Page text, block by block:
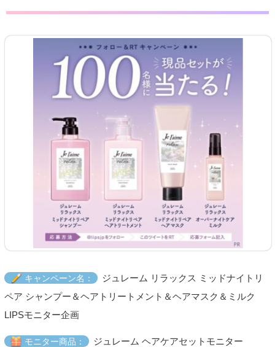
キャンペーン名：
ジュレーム リラックス ミッドナイトリ
ペア シャンプー＆ヘアトリートメント＆ヘアマスク＆ミルク
LIPSモニター企画
モニター商品： ジュレーム ヘアケアセットモニター